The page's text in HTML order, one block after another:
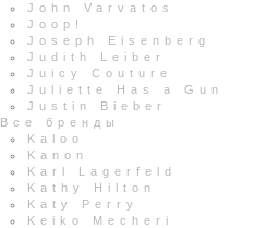
John Varvatos
Joop!
Joseph Eisenberg
Judith Leiber
Juicy Couture
Juliette Has a Gun
Justin Bieber
Все бренды
Kaloo
Kanon
Karl Lagerfeld
Kathy Hilton
Katy Perry
Keiko Mecheri